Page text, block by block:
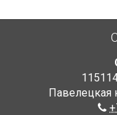
Павелецкая